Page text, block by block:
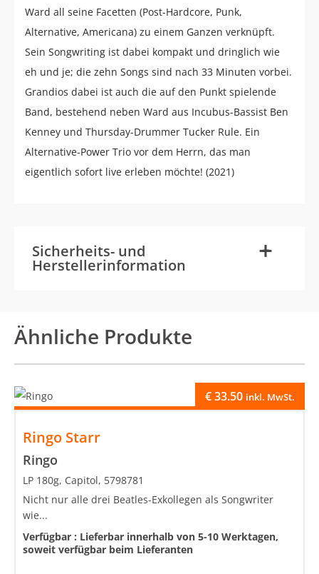
Ward all seine Facetten (Post-Hardcore, Punk,
Alternative, Americana) zu einem Ganzen verknüpft.
Sein Songwriting ist dabei kompakt und dringlich wie
eh und je; die zehn Songs sind nach 33 Minuten vorbei.
Grandios dabei ist auch die auf den Punkt spielende
Band, bestehend neben Ward aus Incubus-Bassist Ben
Kenney und Thursday-Drummer Tucker Rule. Ein
Alternative-Power Trio vor dem Herrn, das man
eigentlich sofort live erleben möchte! (2021)
Sicherheits- und
Herstellerinformation +
-
Ähnliche Produkte
Ringo Starr
Ringo
€33.50 inkl. MwSt.
LP 180g, Capitol, 5798781
Nicht nur alle drei Beatles-Exkollegen als Songwriter
wie...
Verfügbar : Lieferbar innerhalb von 5-10 Werktagen,
soweit verfügbar beim Lieferanten